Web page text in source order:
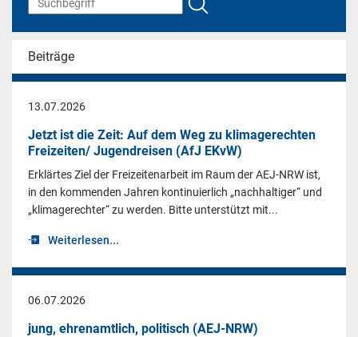
Beiträge
13.07.2026
Jetzt ist die Zeit: Auf dem Weg zu klimagerechten
Freizeiten/ Jugendreisen (AfJ EKvW)
Erklärtes Ziel der Freizeitenarbeit im Raum der AEJ-NRW ist,
in den kommenden Jahren kontinuierlich „nachhaltiger“ und
„klimagerechter“ zu werden. Bitte unterstützt mit...
Weiterlesen...
06.07.2026
jung, ehrenamtlich, politisch (AEJ-NRW)